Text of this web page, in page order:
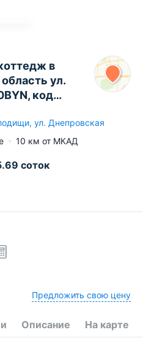
в
ул.
код
, ул. Днепровская
10 км от МКАД
соток
Предложить свою цену
Описание На карте